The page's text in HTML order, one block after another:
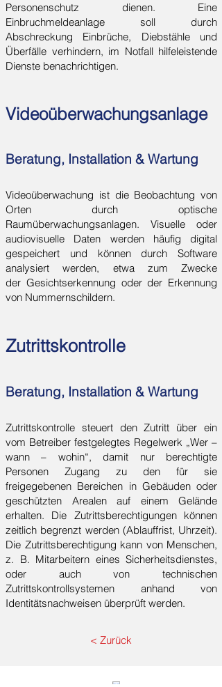
Personenschutz dienen. Eine
Einbruchmeldeanlage soll durch
Abschreckung Einbrüche, Diebstähle und
Überfälle verhindern, im Notfall hilfeleistende
Dienste benachrichtigen.
Videoüberwachungsanlage
Beratung, Installation & Wartung
Videoüberwachung ist die Beobachtung von
Orten durch optische
Raumüberwachungsanlagen. Visuelle oder
audiovisuelle Daten werden häufig digital
gespeichert und können durch Software
analysiert werden, etwa zum Zwecke
der Gesichtserkennung oder der Erkennung
von Nummernschildern.
Zutrittskontrolle
Beratung, Installation & Wartung
Zutrittskontrolle steuert den Zutritt über ein
vom Betreiber festgelegtes Regelwerk „Wer –
wann – wohin“, damit nur berechtigte
Personen Zugang zu den für sie
freigegebenen Bereichen in Gebäudenoder
geschützten Arealenauf einem Gelände
erhalten. Die Zutrittsberechtigungen können
zeitlich begrenzt werden (Ablauffrist, Uhrzeit).
Die Zutrittsberechtigung kann von Menschen,
z. B. Mitarbeitern eines Sicherheitsdienstes,
oder auch von technischen
Zutrittskontrollsystemen anhand von
Identitätsnachweisen überprüft werden.
< Zurück